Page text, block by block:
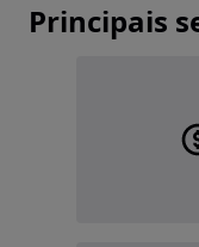
Principais